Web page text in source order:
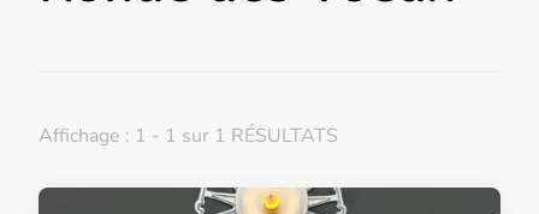
Affichage : 1 - 1 sur 1 RÉSULTATS